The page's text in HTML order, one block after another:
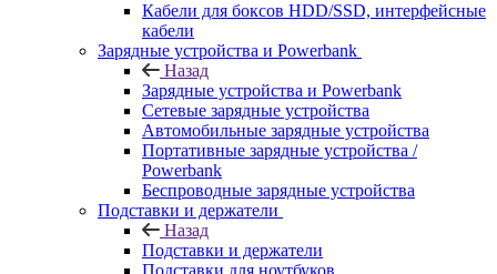
Кабели для боксов HDD/SSD, интерфейсные
кабели
Зарядные устройства и Powerbank
Назад
Зарядные устройства и Powerbank
Сетевые зарядные устройства
Автомобильные зарядные устройства
Портативные зарядные устройства /
Powerbank
Беспроводные зарядные устройства
Подставки и держатели
Назад
Подставки и держатели
Подставки для ноутбуков